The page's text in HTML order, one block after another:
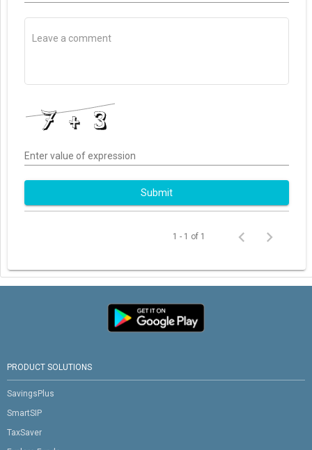
Enter value of expression
Submit
1 - 1 of 1
PRODUCT SOLUTIONS
SavingsPlus
SmartSIP
TaxSaver